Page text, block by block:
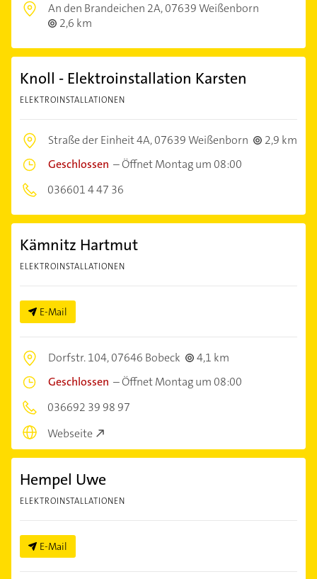
An den Brandeichen 2A,07639 Weißenborn
2,6 km
Knoll - Elektroinstallation Karsten
ELEKTROINSTALLATIONEN
Straße der Einheit 4A,07639 Weißenborn
2,9 km
Geschlossen –Öffnet Montag um 08:00
036601 4 47 36
Kämnitz Hartmut
ELEKTROINSTALLATIONEN
E-Mail
Dorfstr. 104,07646 Bobeck
4,1 km
Geschlossen –Öffnet Montag um 08:00
036692 39 98 97
Webseite
Hempel Uwe
ELEKTROINSTALLATIONEN
E-Mail